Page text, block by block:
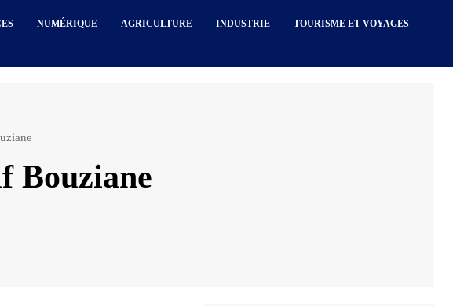
NUMÉRIQUE AGRICULTURE INDUSTRIE TOURISME ET VOYAGES
Bouziane